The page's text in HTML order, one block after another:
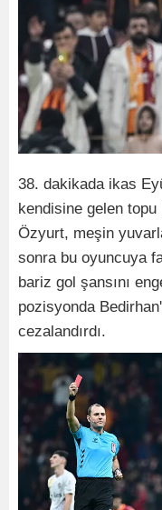
38. dakikada ikas
kendisine gelen
Özyurt, meşin
sonra bu oyuncuya
bariz gol şansını
pozisyonda
cezalandırdı.